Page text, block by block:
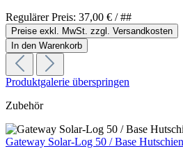
Regulärer Preis: 37,00 € / ##
Preise exkl. MwSt. zzgl. Versandkosten
In den Warenkorb
Produktgalerie überspringen
Zubehör
Gateway Solar-Log 50 / Base